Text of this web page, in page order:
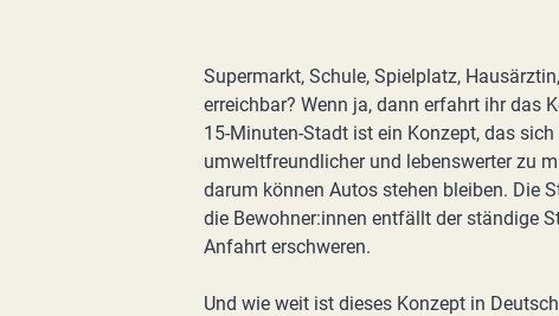
Supermarkt, Schule, Spielplatz,
erreichbar? Wenn ja, dann erfahrt ihr das
15-Minuten-Stadt ist ein Konzept, das
umweltfreundlicher und lebenswerter zu
darum können Autos stehen bleiben. Die
die Bewohner:innen entfällt der ständige
Anfahrt erschweren.
Und wie weit ist dieses Konzept in